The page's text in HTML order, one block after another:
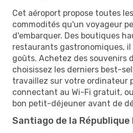
Cet aéroport propose toutes
commodités qu'un voyageur
d'embarquer. Des boutiques
restaurants gastronomiques, il
goûts. Achetez des souvenirs
choisissez les derniers best-
travaillez sur votre ordinateur
connectant au Wi-Fi gratuit,
bon petit-déjeuner avant de
Santiago de la République